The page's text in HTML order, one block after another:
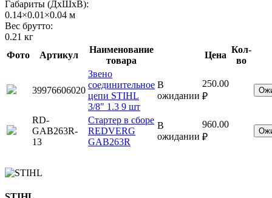
Габариты (ДхШхВ):
0.14×0.01×0.04 м
Вес брутто:
0.21 кг
Фото
Артикул
Наименование
товара
Цена
Кол-
во
39976606020
Звено
соединительное
цепи STIHL
3/8" 1.3 9 шт
В
ожидании
250.00
₽
RD-
GAB263R-
13
Стартер в сборе
REDVERG
GAB263R
В
ожидании
960.00
₽